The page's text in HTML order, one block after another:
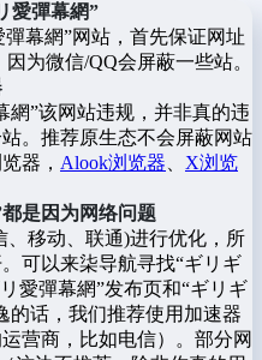
愛彈幕網”
幕網”网站，首先保证网址
为微信/QQ会屏蔽一些站。
網”该网站违规，并非真的违
。推荐原生态不会屏蔽网站
器， Alook浏览器
X浏览
是因为网络问题
移动、联通)进行优化，所
可以来柒导航寻找“ギリギ
愛彈幕網”发布页和“ギリギ
的话，我们推荐使用加速器
营商，比如电信）。部分网